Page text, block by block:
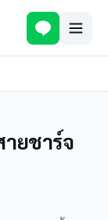
ายชาร์จ